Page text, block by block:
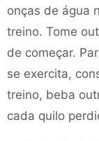
onças de água
treino. Tome
de começar.
se exercita,
treino, beba
cada quilo